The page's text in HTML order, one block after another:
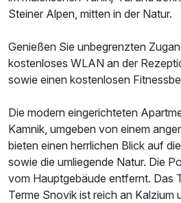
Ausstattung
Für 7 Tage
Steiner Alpen, mitten in der Natur.
Genießen Sie unbegrenzten
kostenloses WLAN an der
sowie einen kostenlosen
Die modern eingerichteten
Kamnik, umgeben von einem
bieten einen herrlichen Blick auf
sowie die umliegende Natur. Die
vom Hauptgebäude entfernt. Das
Terme Snovik ist reich an Kalzium